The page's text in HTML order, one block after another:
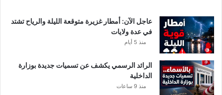
ا
ت
ا
ل
ع
ن
ي
عاجل الآن: أمطار غزيرة متوقعة الليلة والرياح تشتد
في عدة ولايات
منذ 5 أيام
الرائد الرسمي يكشف عن تسميات جديدة بوزارة
الداخلية
منذ 9 ساعات